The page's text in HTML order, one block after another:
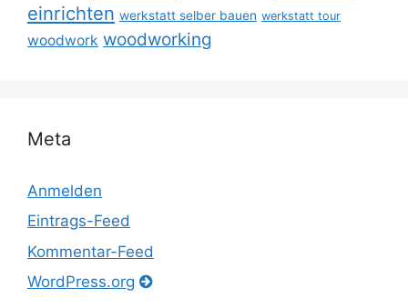
einrichten werkstatt selber bauen werkstatt tour
woodwork woodworking
Meta
Anmelden
Eintrags-Feed
Kommentar-Feed
WordPress.org